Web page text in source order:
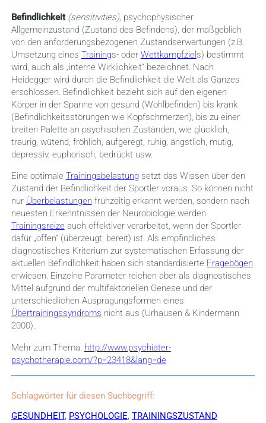
Befindlichkeit (sensitivities), psychophysischer
Allgemeinzustand (Zustand des Befindens), der maßgeblich
von den anforderungsbezogenen Zustandserwartungen (z.B.
Umsetzung eines Trainings- oder Wettkampfziel s) bestimmt
wird, auch als „interne Wirklichkeit“ bezeichnet. Nach
Heidegger wird durch die Befindlichkeit die Welt als Ganzes
erschlossen. Befindlichkeit bezieht sich auf den eigenen
Körper in der Spanne von gesund (Wohlbefinden) bis krank
(Befindlichkeitsstörungen wie Kopfschmerzen), bis zu einer
breiten Palette an psychischen Zuständen, wie glücklich,
traurig, wütend, fröhlich, aufgeregt, ruhig, ängstlich, mutig,
depressiv, euphorisch, bedrückt usw.
Eine optimale Trainingsbelastung setzt das Wissen über den
Zustand der Befindlichkeit der Sportler voraus. So können nicht
nur Überbelastungen frühzeitig erkannt werden, sondern nach
neuesten Erkenntnissen der Neurobiologie werden
Trainingsreize auch effektiver verarbeitet, wenn der Sportler
dafür „offen“ (überzeugt, bereit) ist. Als empfindliches
diagnostisches Kriteriumzursystematischen Erfassung der
aktuellen Befindlichkeit haben sich standardisierte Fragebögen
erwiesen. Einzelne Parameter reichen aber als diagnostisches
Mittel aufgrund der multifaktoriellen Genese und der
unterschiedlichen Ausprägungsformen eines
Übertrainingssyndroms nicht aus (Urhausen & Kindermann
2000)..
Mehr zum Thema: http://www.psychiater-
psychotherapie.com/?p=23418&lang=de
Schlagwörter für diesen Suchbegriff:
GESUNDHEIT, PSYCHOLOGIE, TRAININGSZUSTAND